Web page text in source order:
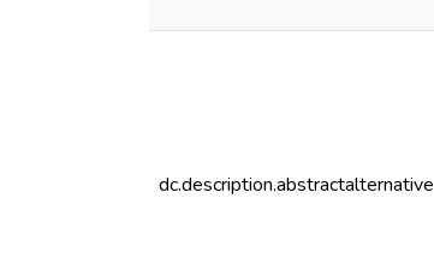
dc.description.abstractalternative